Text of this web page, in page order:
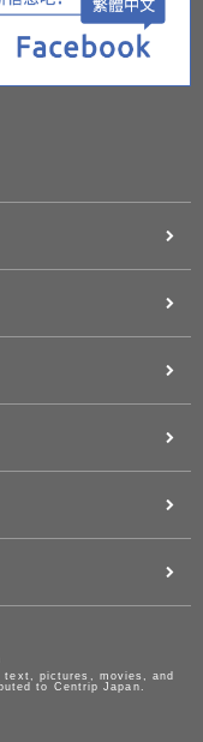
pictures, movies, and
to Centrip Japan.